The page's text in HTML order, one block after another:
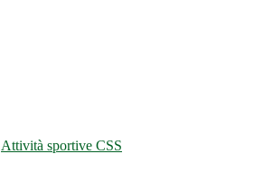
Attività sportive CSS